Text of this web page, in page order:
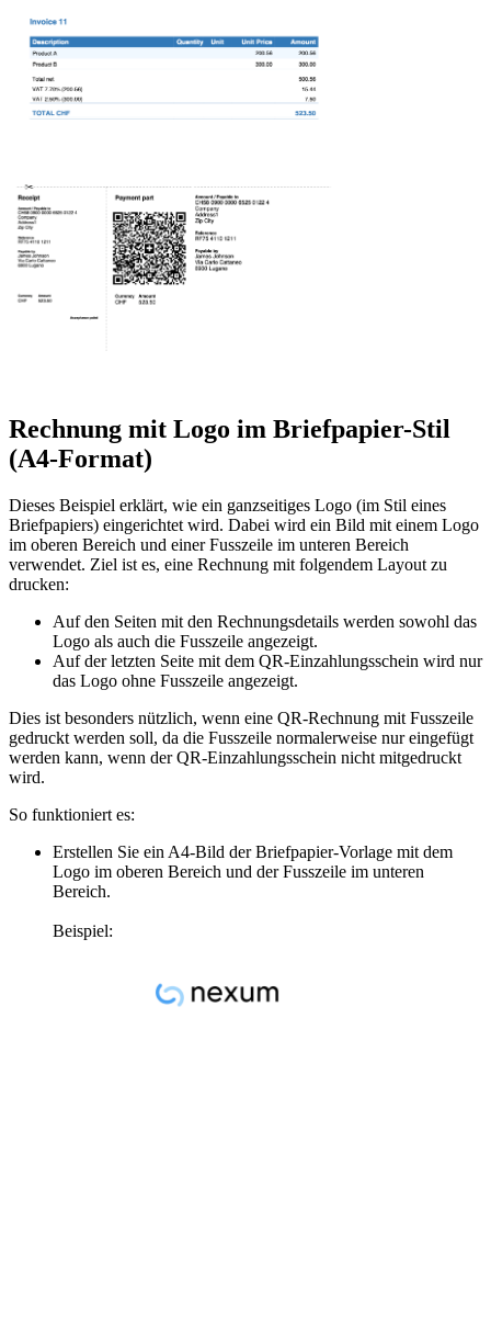
Rechnung mit Logo im Briefpapier-Stil
(A4-Format)
Dieses Beispiel erklärt, wie ein ganzseitiges Logo (im Stil eines
Briefpapiers) eingerichtet wird. Dabei wird ein Bild mit einem Logo
im oberen Bereich und einer Fusszeile im unteren Bereich
verwendet. Ziel ist es, eine Rechnung mit folgendem Layout zu
drucken:
Auf den Seiten mit den Rechnungsdetails werden sowohl das
Logo als auch die Fusszeile angezeigt.
Auf der letzten Seite mit dem QR-Einzahlungsschein wird nur
das Logo ohne Fusszeile angezeigt.
Dies ist besonders nützlich, wenn eine QR-Rechnung mit Fusszeile
gedruckt werden soll, da die Fusszeile normalerweise nur eingefügt
werden kann, wenn der QR-Einzahlungsschein nicht mitgedruckt
wird.
So funktioniert es:
Erstellen Sie ein A4-Bild der Briefpapier-Vorlage mit dem
Logo im oberen Bereich und der Fusszeile im unteren
Bereich.
Beispiel: